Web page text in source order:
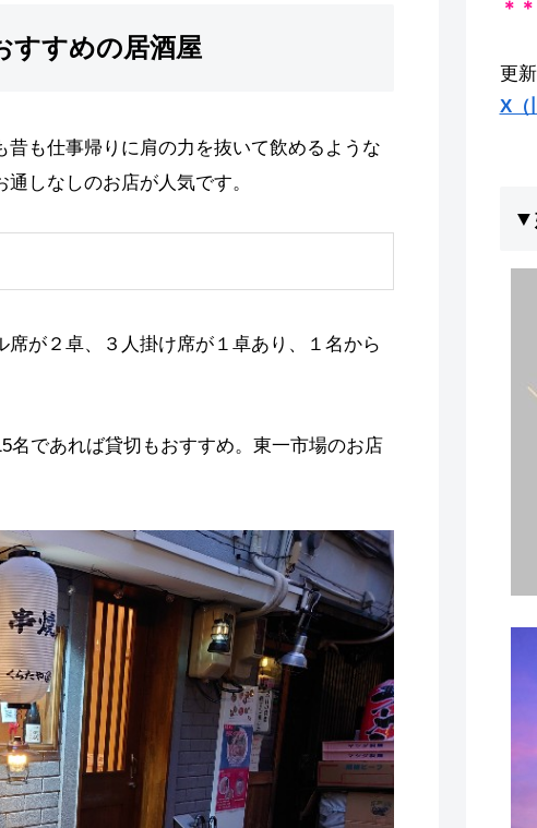
すすめの居酒屋
も仕事帰りに肩の力を抜いて飲めるような
しなしのお店が人気です。
席が２卓、３人掛け席が１卓あり、１名から
名であれば貸切もおすすめ。東一市場のお店
＊
更
X（
▼